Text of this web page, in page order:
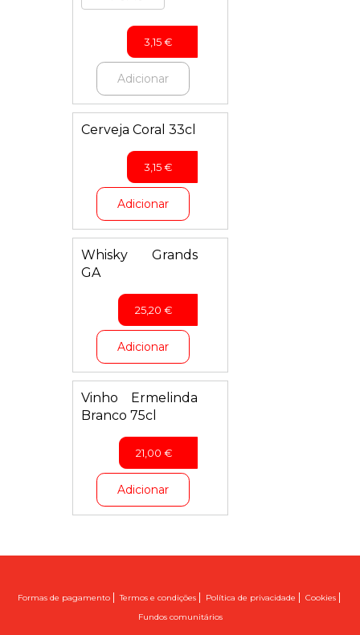
3,15€
Adicionar
Cerveja Coral 33cl
3,15€
Adicionar
Whisky Grands
GA
25,20 €
Adicionar
Vinho Ermelinda
Branco 75cl
21,00 €
Adicionar
Formas de pagamento|Termos e condições| Política de privacidade | Cookies|
Fundos comunitários